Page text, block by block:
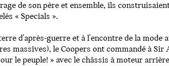
de son père et ensemble, ils
« Specials ».
d'après-guerre et à l'encontre de la mode
massives), le Coopers ont commandé à Sir
le peuple! » avec le châssis à moteur